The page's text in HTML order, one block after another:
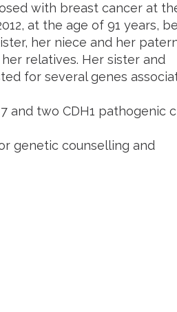
with breast cancer at
at the age of 91 years,
her niece and her
relatives. Her sister and
for several genes
and two CDH1 pathogenic
genetic counselling and